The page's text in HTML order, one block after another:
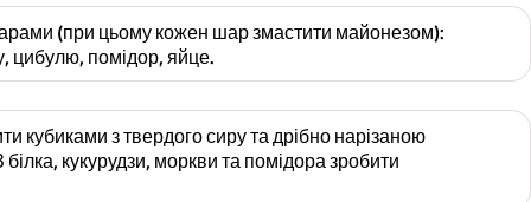
(при цьому кожен шар змастити майонезом):
цибулю, помідор, яйце.
кубиками з твердого сиру та дрібно нарізаною
кукурудзи, моркви та помідора зробити